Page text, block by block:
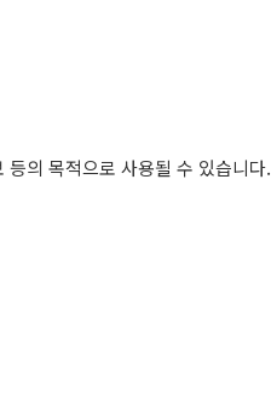
의 목적으로 사용될 수 있습니다.